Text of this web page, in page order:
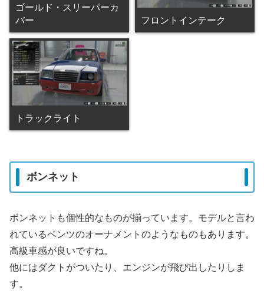
ゴールド・スリーパーカ
バー
フロントインテーク
トラックライト
ボンネット
ボンネットも個性的なものが揃っています。モデルと言わ
れているベンツのオーナメントのようなものもあります。
高級車感が良いですね。
他にはダクトがついたり、エンジンが飛び出したりしま
す。